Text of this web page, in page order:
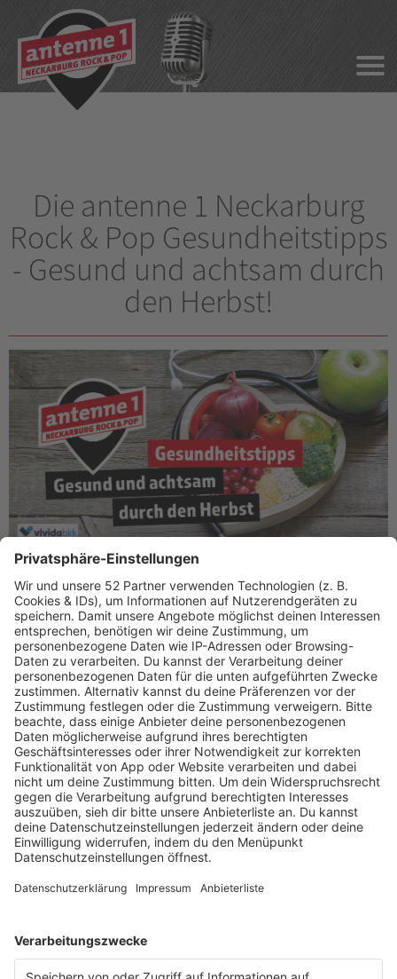
Die antenne 1 Neckarburg
Rock & Pop Gesundheitstipps
- Gesund und achtsam durch
den Herbst!
Zusammen mitantenne 1 Neckarburg Rock & Popund der
vivida bkkgesund durch die kalte Jahreszeit kommen - das
geht! Mit unserenGesundheitstipps... Zu hören immer freitags
(vom 27.10. bis 01.12.2023) um kurz vor halb 9 in "Der gute
Morgen" beiantenne 1 Neckarburg Rock & Popund hier zum
Nachhören...!
Hört bei uns alles Wichtige und Tipps zu den Themen Familie,
Schlafen, Bewegung im Freien, gesunde Ernährung, Sport und
Stress.
WERBUNG!Gemeinsam für Ihre Gesundheit, immer dann,
wenn’s drauf ankommt – mit dervivida bkk, Ihrer Krankenkasse
in Villingen-Schwenningen.
Egal ob am Telefon, vor Ort oder digital in der vivida bkk-App –